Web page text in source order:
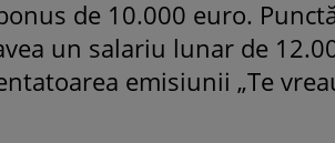
de 10.000 euro.
un salariu lunar de
emisiunii „Te
prințesă”